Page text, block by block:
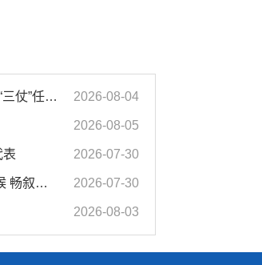
汪华东在全市季度工作会议上强调 锚定打好“三仗”任务和年度预期目标不动摇 在全市上下掀起比学赶超争先进位的攻坚热潮 2026-08-04
2026-08-05
表 2026-07-30
市领导开展“八一”走访慰问活动 致以节日问候 畅叙鱼水深情 2026-07-30
2026-08-03